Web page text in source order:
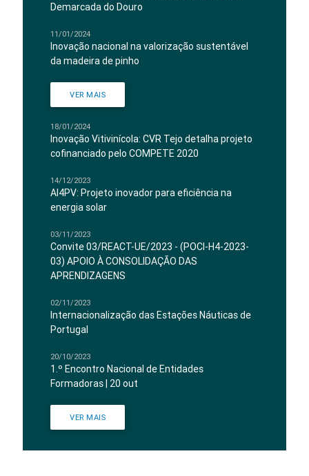
Demarcada do Douro
11/01/2024
Inovação nacional na valorização sustentável
da madeira de pinho
VER MAIS
18/01/2024
Inovação Vitivinícola: CVR Tejo detalha projeto
cofinanciado pelo COMPETE 2020
14/12/2023
AI4PV: Projeto inovador para eficiência na
energia solar
03/11/2023
Convite 03/REACT-UE/2023 - (POCI-H4-2023-
03) APOIO À CONSOLIDAÇÃO DAS
APRENDIZAGENS
02/11/2023
Internacionalização das Estações Náuticas de
Portugal
20/10/2023
1.º Encontro Nacional de Entidades
Formadoras | 20 out
VER MAIS